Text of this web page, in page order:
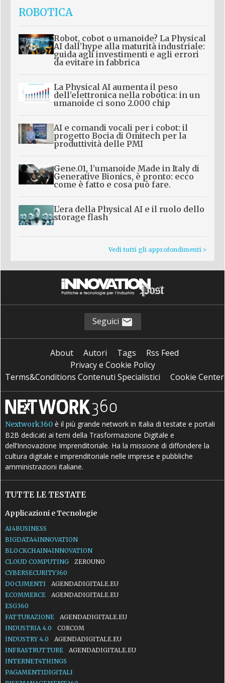
ROBOTICA
Robot, cobot o umanoide? La Physical
AI dall’hype alla maturità industriale:
guida agli investimenti e agli errori
da evitare in fabbrica
La Physical AI aumenta il peso
dell’elettronica nella robotica: in un
umanoide ci sono 2.000 chip
AI e comandi vocali per i cobot: il
progetto Bocia di Omitech per la
produttività delle PMI
Gene.01, l’umanoide Made in Italy di
Generative Bionics, è pronto: ecco
come è fatto e cosa può fare.
L’era della Physical AI e il ruolo dello
storage flash
Vedi tutti gli approfondimenti >
Seguici
About Autori Tags
Rss Feed
Privacy e Cookie Policy
Terms&Conditions Contenuti Specialistici
Cookie Center
Nextwork360 è il più grande network in Italia di testate e portali
B2B dedicati ai temi della Trasformazione Digitale e
dell’Innovazione Imprenditoriale. Ha la missione di diffondere la
cultura digitale e imprenditoriale nelle imprese e pubbliche
amministrazioni italiane.
TUTTE LE TESTATE
Applicazioni e Tecnologie
AI4BUSINESS
BIGDATA4INNOVATION
BLOCKCHAIN4INNOVATION
CLOUD COMPUTING
ZEROUNO
CYBERSECURITY360
DOCUMENTI
AGENDADIGITALE.EU
ECOMMERCE
AGENDADIGITALE.EU
ESG360
FATTURAZIONE
AGENDADIGITALE.EU
INDUSTRIA 4.0
CORCOM
INDUSTRY 4.0
AGENDADIGITALE.EU
INFRASTRUTTURE
AGENDADIGITALE.EU
INTERNET4THINGS
PAGAMENTIDIGITALI